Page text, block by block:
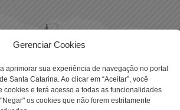
Gerenciar Cookies
aprimorar sua experiência de navegação no portal
Santa Catarina. Ao clicar em “Aceitar”, você
cookies e terá acesso a todas as funcionalidades
os cookies que não forem estritamente